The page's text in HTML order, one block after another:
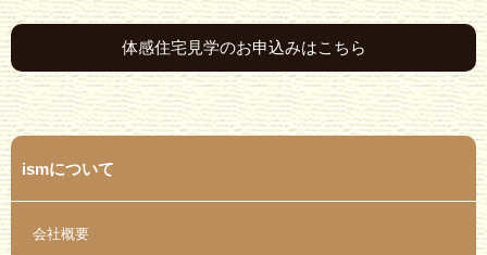
体感住宅見学のお申込みはこちら
ismについて
会社概要